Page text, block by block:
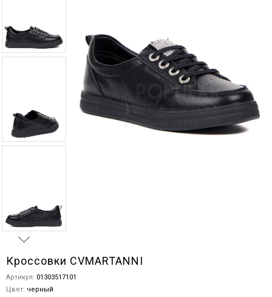
Кроссовки CVMARTANNI
Артикул: 01303517101
Цвет: черный